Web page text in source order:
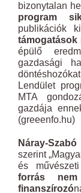
bizonytalan
program
publikációk
támogatások
épülő
gazdasági
Lendület
MTA
gazdája
(greeenfo.hu)
Náray-Szabó
szerint
és
forrás
finanszírozó